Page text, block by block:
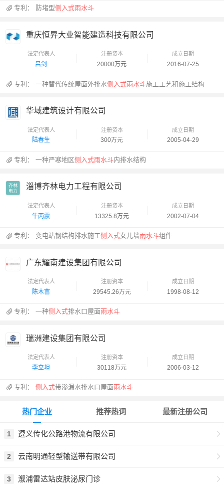
专利： 防堵型侧入式雨水斗
重庆恒昇大业智能建造科技有限公司
法定代表人
吕剑
注册资本
20000万元
成立日期
2016-07-25
专利：一种替代传统屋面外排水侧入式雨水斗施工工艺和施工结构
华域建筑设计有限公司
法定代表人
陆春生
注册资本
300万元
成立日期
2005-04-29
专利：一种严寒地区侧入式雨水斗内排水结构
齐林
电力
淄博齐林电力工程有限公司
法定代表人
牛丙震
注册资本
13325.8万元
成立日期
2002-07-04
专利： 变电站钢结构排水施工侧入式女儿墙雨水斗组件
广东耀南建设集团有限公司
法定代表人
陈木富
注册资本
29545.26万元
成立日期
1998-08-12
专利：一种侧入式排水口屋面雨水斗
瑞洲建设集团有限公司
法定代表人
李立坦
注册资本
30118万元
成立日期
2006-03-12
专利：侧入式带渗漏水排水口屋面雨水斗
热门企业
1 遵义传化公路港物流有限公司
2 云南明通轻型输送带有限公司
3 溆浦雷达站皮肤泌尿门诊
推荐热词 最新注册公司